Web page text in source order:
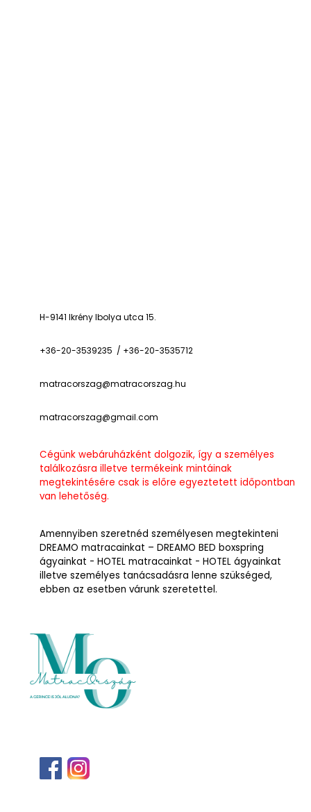
H-9141 Ikrény Ibolya utca 15.
+36-20-3539235 / +36-20-3535712
matracorszag@matracorszag.hu
matracorszag@gmail.com
Cégünk webáruházként dolgozik, így a személyes
találkozásra illetve termékeink mintáinak
megtekintésére csak is előre egyeztetett időpontban
van lehetőség.
Amennyiben szeretnéd személyesen megtekinteni
DREAMO matracainkat – DREAMO BED boxspring
ágyainkat - HOTEL matracainkat - HOTEL ágyainkat
illetve személyes tanácsadásra lenne szükséged,
ebben az esetben várunk szeretettel.